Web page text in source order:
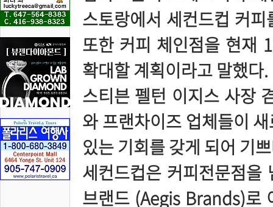
스토랑에서 세컨드컵 커
또한 커피 체인점을 현재
확대할 계획이라고 말했다.
스티븐 펠턴 이지스 사장
와 프랜차이즈 업체들이
있는 기회를 갖게 되어 기
세컨드컵은 커피전문점을
브랜드 (Aegis Brands)로